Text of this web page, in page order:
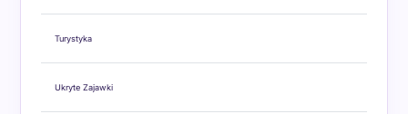
Turystyka
Ukryte Zajawki